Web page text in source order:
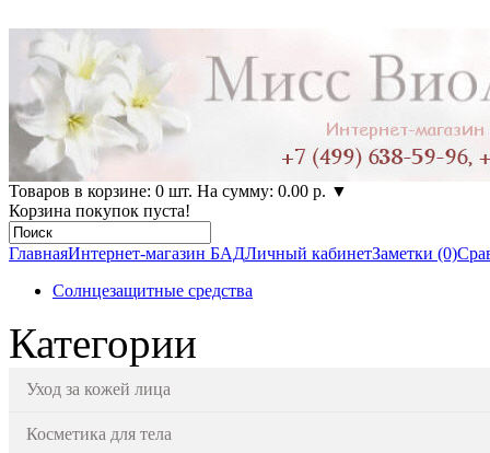
Товаров в корзине: 0 шт. На сумму: 0.00 р. ▼
Корзина покупок пуста!
ГлавнаяИнтернет-магазин БАДЛичный кабинетЗаметки (0)
Солнцезащитные средства
Категории
Уход за кожей лица
Косметика для тела